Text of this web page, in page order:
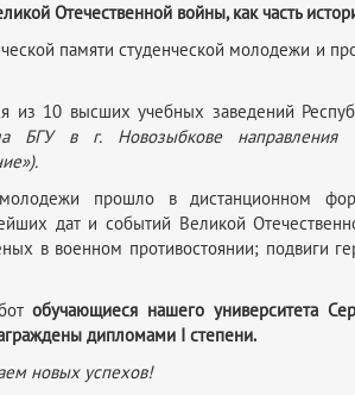
Отечественной войны, как часть
памяти студенческой молодежи и
из 10 высших учебных заведений
БГУ в г. Новозыбкове направления
молодежи прошло в дистанционном
дат и событий Великой
в военном противостоянии; подвиги
обучающиеся нашего университета
дипломами I степени.
новых успехов!